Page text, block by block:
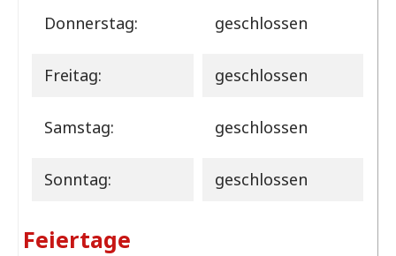
Donnerstag: geschlossen
Freitag: geschlossen
Samstag: geschlossen
Sonntag: geschlossen
Feiertage